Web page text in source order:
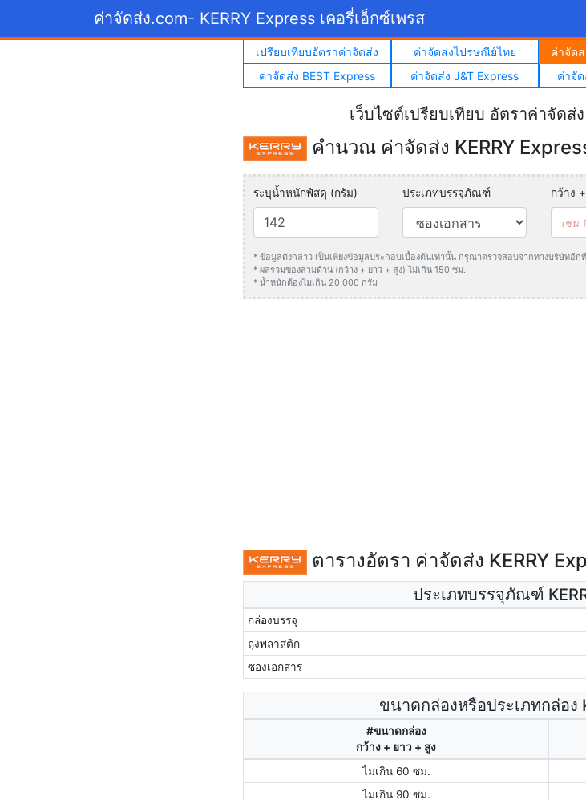
ค่าจัดส่ง.com- KERRY Express เคอรี่เอ็กซ์เพรส
เปรียบเทียบอัตราค่าจัดส่ง ค่าจัดส่งไปรษณีย์ไทย ค่าจัดส่
ค่าจัดส่ง BEST Express
ค่าจัดส่ง J&T Express ค่าจัด
เว็บไซต์เปรียบเทียบ อัตราค่าจัดส่
คำนวณ ค่าจัดส่ง KERRY
ระบุน้ำหนักพัสดุ (กรัม) ประเภทบรรจุภัณฑ์ กว้าง
* ข้อมูลดังกล่าว เป็นเพียงข้อมูลประกอบเบื้องต้นเท่านั้น กรุณาตรวจสอบจากทางบริษัทอีกที
* ผลรวมของสามด้าน (กว้าง + ยาว + สูง) ไม่เกิน 150 ซม.
* น้ำหนักต้องไมเกิน 20,000 กรัม
ตารางอัตรา ค่าจัดส่ง KERRY
ประเภทบรรจุภัณฑ์
กล่องบรรจุ
ถุงพลาสติก
ซองเอกสาร
ขนาดกล่องหรือประเภทกล่อง
#ขนาดกล่อง
กว้าง + ยาว + สูง
ไม่เกิน 60 ซม.
ไม่เกิน 90 ซม.